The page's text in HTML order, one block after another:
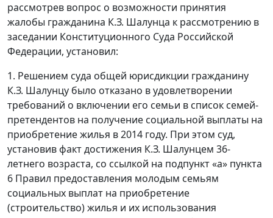
рассмотрев вопрос о возможности принятия
жалобы гражданина К.З. Шалунца к рассмотрению в
заседании Конституционного Суда Российской
Федерации, установил:
1. Решением суда общей юрисдикции гражданину
К.З. Шалунцу было отказано в удовлетворении
требований о включении его семьи в список семей-
претендентов на получение социальной выплаты на
приобретение жилья в 2014 году. При этом суд,
установив факт достижения К.З. Шалунцем 36-
летнего возраста, со ссылкой на подпункт «а» пункта
6 Правил предоставления молодым семьям
социальных выплат на приобретение
(строительство) жилья и их использования